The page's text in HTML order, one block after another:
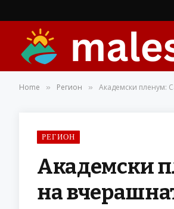
Home » Регион » Академски пленум:
РЕГИОН
Академски
на